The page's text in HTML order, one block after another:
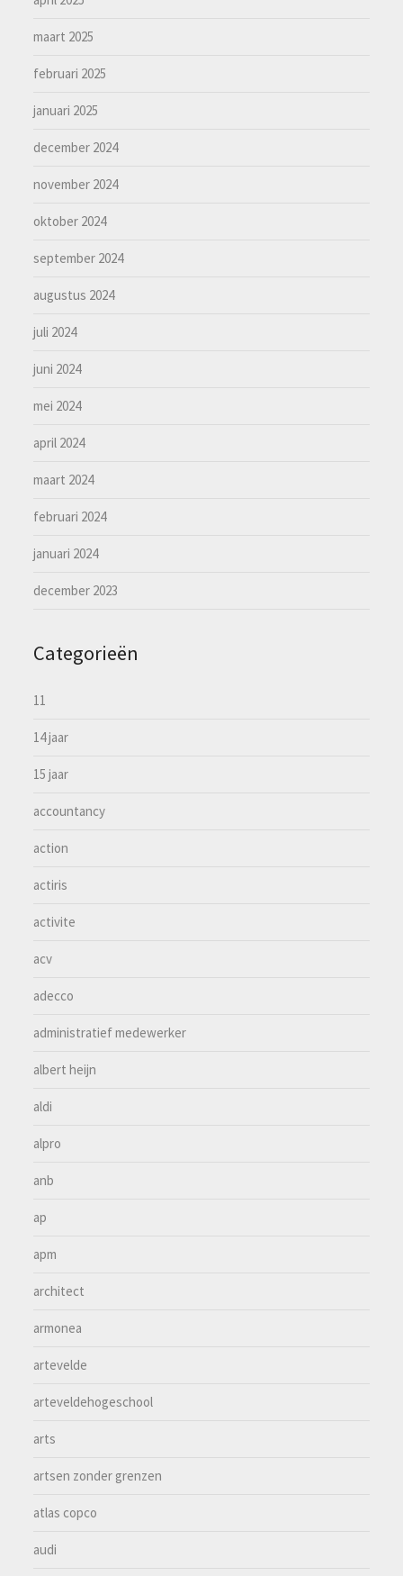
maart 2025
februari 2025
januari 2025
december 2024
november 2024
oktober 2024
september 2024
augustus 2024
juli 2024
juni 2024
mei 2024
april 2024
maart 2024
februari 2024
januari 2024
december 2023
Categorieën
11
14 jaar
15 jaar
accountancy
action
actiris
activite
acv
adecco
administratief medewerker
albert heijn
aldi
alpro
anb
ap
apm
architect
armonea
artevelde
arteveldehogeschool
arts
artsen zonder grenzen
atlas copco
audi